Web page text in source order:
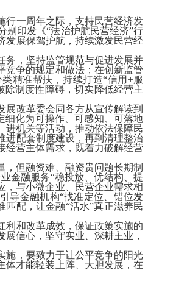
一周年之际，支持民营经济发
别印发《“法治护航民营经济”行
发展保驾护航，持续激发民营经
，坚持监管规范与促进发展并
竞争的规定和做法；在创新监管
精准帮扶，持续打造“信用+服
除制度性障碍，切实降低经营主
改革委会同各方从宣传解读到
细化为可操作、可感知、可落地
进机关等活动，推动依法保障民
进配套制度建设，再到清理整治
营主体需求，既着力破解经营
但融资难、融资贵问题长期制
金融服务“稳投放、优结构、提
，与小微企业、民营企业需求相
导金融机构“找准定位、错位发
配，让金融“活水”真正滋养民
和改革成效，保证政策实施的
信心，坚守实业、深耕主业，
，要致力于让公平竞争的阳光
体才能轻装上阵、大胆发展，在